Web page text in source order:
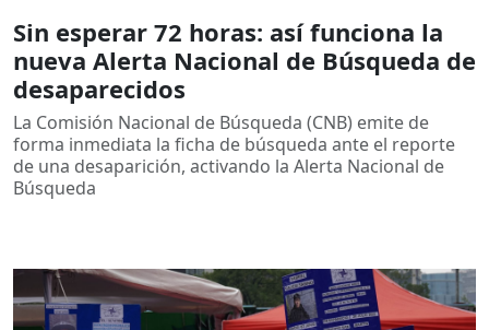
Sin esperar 72 horas: así funciona la
nueva Alerta Nacional de Búsqueda de
desaparecidos
La Comisión Nacional de Búsqueda (CNB) emite de
forma inmediata la ficha de búsqueda ante el reporte
de una desaparición, activando la Alerta Nacional de
Búsqueda